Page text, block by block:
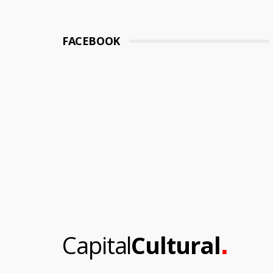
FACEBOOK
CapitalCultural.